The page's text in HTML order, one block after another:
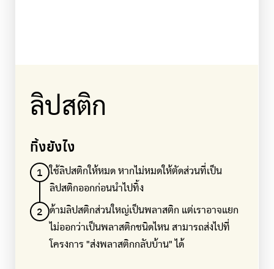
ลิปสติก
ทิ้งยังไง
1
ใช้ลิปสติกให้หมด หากไม่หมดให้ตัดส่วนที่เป็น
ลิปสติกออกก่อนนำไปทิ้ง
2
ด้ามลิปสติกส่วนใหญ่เป็นพลาสติก แต่เราอาจแยก
ไม่ออกว่าเป็นพลาสติกชนิดไหน สามารถส่งไปที่
โครงการ "ส่งพลาสติกกลับบ้าน" ได้